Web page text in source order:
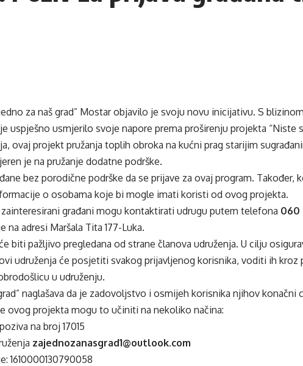
za naš grad” Mostar objavilo je svoju novu inicijativu. S
uspješno usmjerilo svoje napore prema proširenju projekta “Niste
ovaj projekt pružanja toplih obroka na kućni prag starijim
je na pružanje dodatne podrške.
bez porodične podrške da se prijave za ovaj program. Također,
o osobama koje bi mogle imati koristi od ovog projekta.
građani mogu kontaktirati udrugu putem telefona 060
adresi Maršala Tita 177-Luka.
biti pažljivo pregledana od strane članova udruženja. U cilju
udruženja će posjetiti svakog prijavljenog korisnika, voditi ih kroz
u udruženju.
naglašava da je zadovoljstvo i osmijeh korisnika njihov konačni
ovog projekta mogu to učiniti na nekoliko načina:
na broj 17015
zajednozanasgrad1@outlook.com
1610000130790058